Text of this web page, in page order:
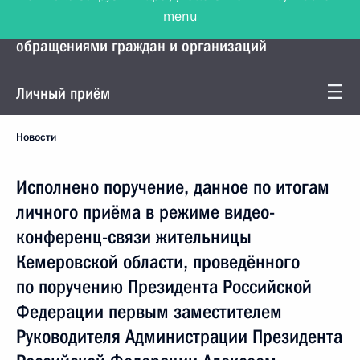
Управление Президента по работе с
обращениями граждан и организаций
Личный приём
Новости
Исполнено поручение, данное по итогам
личного приёма в режиме видео-
конференц-связи жительницы
Кемеровской области, проведённого
по поручению Президента Российской
Федерации первым заместителем
Руководителя Администрации Президента
menu